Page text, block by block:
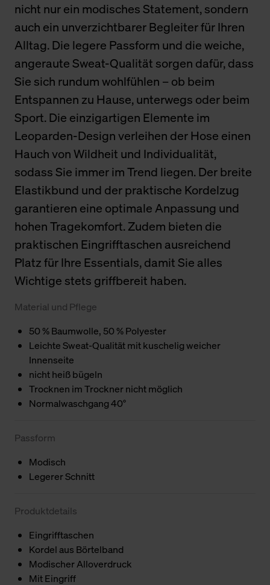
nicht nur ein modisches Statement, sondern
auch ein unverzichtbarer Begleiter für Ihren
Alltag. Die legere Passform und die weiche,
angeraute Sweat-Qualität sorgen dafür, dass
Sie sich rundum wohlfühlen – ob beim
Entspannen zu Hause, unterwegs oder beim
Sport. Die einzigartigen Elemente im
Leoparden-Design verleihen der Hose einen
Hauch von Wildheit und Individualität,
sodass Sie immer im Trend liegen. Der breite
Elastikbund und der praktische Kordelzug
garantieren eine optimale Anpassung und
hohen Tragekomfort. Zudem bieten die
praktischen Eingrifftaschen ausreichend
Platz für Ihre Essentials, damit Sie alles
Wichtige stets griffbereit haben.
Material und Pflege
50 % Baumwolle, 50 % Polyester
Leichte Sweat-Qualität mit kuschelig weicher
Innenseite
nicht heiß bügeln
Trocknen im Trockner nicht möglich
Normalwaschgang 40°
Passform
Modisch
Legerer Schnitt
Produktdetails
Eingrifftaschen
Kordel aus Börtelband
Modischer Alloverdruck
Mit Eingriff